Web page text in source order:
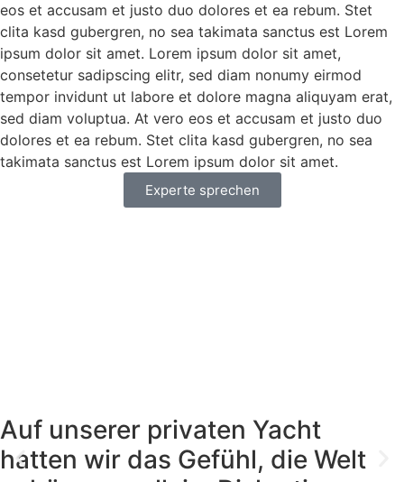
eos et accusam et justo duo dolores et ea rebum. Stet
clita kasd gubergren, no sea takimata sanctus est Lorem
ipsum dolor sit amet. Lorem ipsum dolor sit amet,
consetetur sadipscing elitr, sed diam nonumy eirmod
tempor invidunt ut labore et dolore magna aliquyam erat,
sed diam voluptua. At vero eos et accusam et justo duo
dolores et ea rebum. Stet clita kasd gubergren, no sea
takimata sanctus est Lorem ipsum dolor sit amet.
Experte sprechen
Auf unserer privaten Yacht
hatten wir das Gefühl, die Welt